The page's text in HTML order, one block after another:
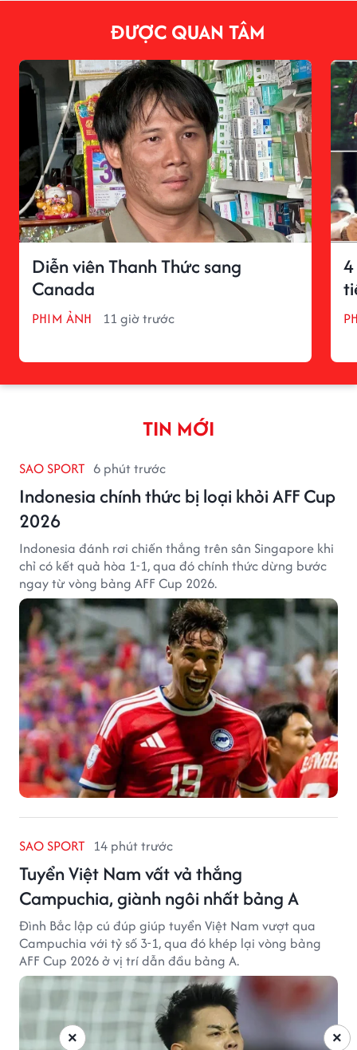
ĐƯỢC QUAN TÂM
Diễn viên Thanh Thức sang
Canada
PHIM ẢNH 11 giờ trước
TIN MỚI
SAO SPORT 6 phút trước
Indonesia chính thức bị loại khỏi AFF Cup
2026
Indonesia đánh rơi chiến thắng trên sân Singapore khi
chỉ có kết quả hòa 1-1, qua đó chính thức dừng bước
ngay từ vòng bảng AFF Cup 2026.
SAO SPORT 14 phút trước
Tuyển Việt Nam vất vả thắng
Campuchia, giành ngôi nhất bảng A
Đình Bắc lập cú đúp giúp tuyển Việt Nam vượt qua
Campuchia với tỷ số 3-1, qua đó khép lại vòng bảng
AFF Cup 2026 ở vị trí dẫn đầu bảng A.
×
×